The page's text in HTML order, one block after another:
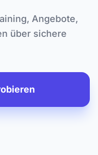
Angebote,
über sichere